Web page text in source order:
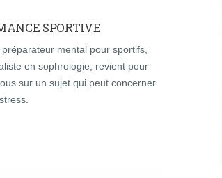
SPORTIVE
mental pour sportifs,
en sophrologie, revient pour
sur un sujet qui peut concerner